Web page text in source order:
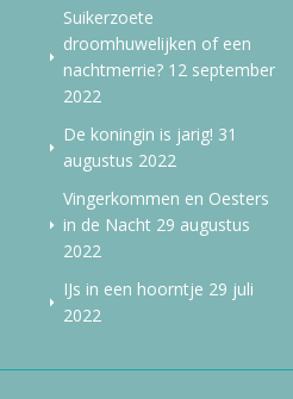
Suikerzoete
droomhuwelijken of een
nachtmerrie? 12 september
2022
De koningin is jarig! 31
augustus 2022
Vingerkommen en Oesters
in de Nacht 29 augustus
2022
IJs in een hoorntje 29 juli
2022